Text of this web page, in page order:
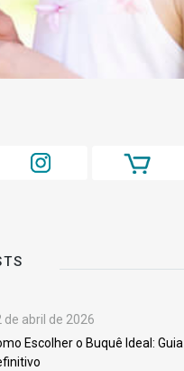
de abril de 2026
Escolher o Buquê Ideal: Guia